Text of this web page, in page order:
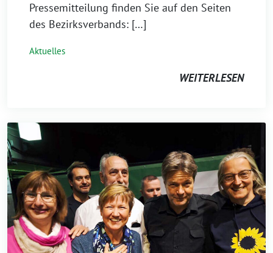
Pressemitteilung finden Sie auf den Seiten
des Bezirksverbands: […]
Aktuelles
WEITERLESEN